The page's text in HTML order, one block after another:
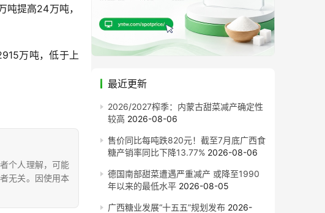
提高24万吨，
万吨，低于上
个人理解，可能
无关。因使用本
最近更新
2026/2027榨季：内蒙古甜菜减产确定性
较高 2026-08-06
售价同比每吨跌820元！截至7月底广西食
糖产销率同比下降13.77% 2026-08-06
德国南部甜菜遭遇严重减产 或降至1990
年以来的最低水平 2026-08-05
广西糖业发展“十五五”规划发布 2026-